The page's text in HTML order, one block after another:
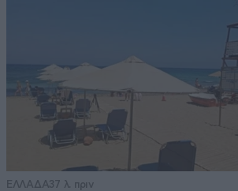
ΕΛΛΑΔΑ37 λ. πριν